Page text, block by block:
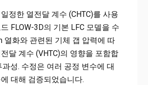
정한 열전달 계수 (CHTC)를 사용
FLOW-3D의 기본 LFC 모델을 수
열화와 관련된 기체 갭 압력에 따
달 계수 (VHTC)의 영향을 포함합
과성. 수정은 여러 공정 변수에 대
대해 검증되었습니다.